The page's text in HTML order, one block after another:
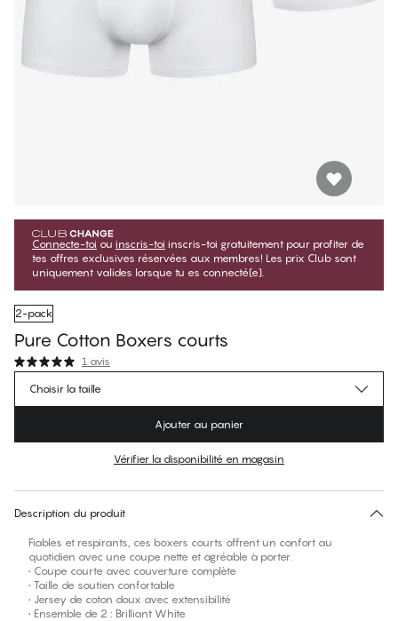
Connecte-toi ou inscris-toi inscris-toi gratuitement pour profiter de
tes offres exclusives réservées aux membres! Les prix Club sont
uniquement valides lorsque tu es connecté(e).
2-pack
Pure Cotton Boxers courts
1 avis
$49.99Prix régulier
Pas de taille suggérée pour cet article
Choisir la taille
Ajouter au panier
Vérifier la disponibilité en magasin
Description du produit
Fiables et respirants, ces boxers courts offrent un confort au
quotidien avec une coupe nette et agréable à porter.
• Coupe courte avec couverture complète
• Taille de soutien confortable
• Jersey de coton doux avec extensibilité
• Ensemble de 2 : Brilliant White